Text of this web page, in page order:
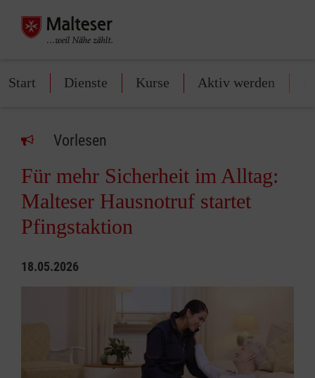
Start Dienste Kurse Aktiv werden
Vorlesen
Für mehr Sicherheit im Alltag:
Malteser Hausnotruf startet
Pfingstaktion
18.05.2026